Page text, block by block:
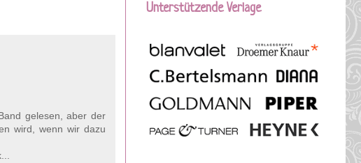
gelesen, aber der
wird, wenn wir dazu
Unterstützende Verlage